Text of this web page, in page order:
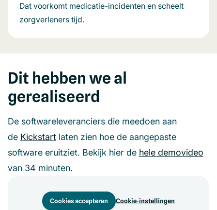
Dat voorkomt medicatie-incidenten en scheelt
zorgverleners tijd.
Dit hebben we al
gerealiseerd
De softwareleveranciers die meedoen aan
de Kickstart laten zien hoe de aangepaste
software eruitziet. Bekijk hier de hele demovideo
van 34 minuten.
Cookies accepteren Cookie-instellingen